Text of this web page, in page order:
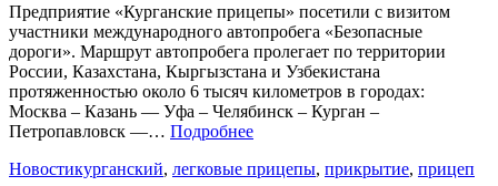
Предприятие «Курганские прицепы» посетили с визитом
участники международного автопробега «Безопасные
дороги». Маршрут автопробега пролегает по территории
России, Казахстана, Кыргызстана и Узбекистана
протяженностью около 6 тысяч километров в городах:
Москва – Казань — Уфа – Челябинск – Курган –
Петропавловск —… Подробнее
Новостикурганский, легковые прицепы, прикрытие, прицеп